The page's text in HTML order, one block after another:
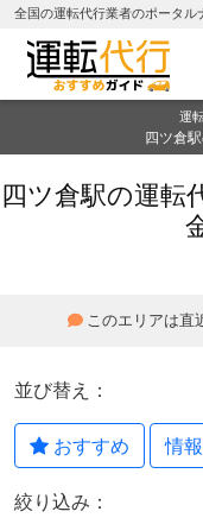
運
四ツ倉
四ツ倉駅の運転
このエリアは直
並び替え：
おすすめ 情
絞り込み：